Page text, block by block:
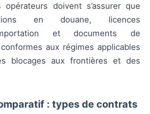
opérateurs doivent s’assurer que
en douane, licences
importation et documents de
aux régimes applicables
blocages aux frontières et des
: types de contrats